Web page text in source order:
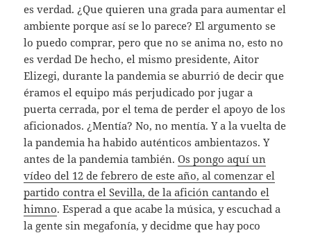
es verdad. ¿Que quieren una grada para aumentar el
ambiente porque así se lo parece? El argumento se
lo puedo comprar, pero que no se anima no, esto no
es verdad De hecho, el mismo presidente, Aitor
Elizegi, durante la pandemia se aburrió de decir que
éramos el equipo más perjudicado por jugar a
puerta cerrada, por el tema de perder el apoyo de los
aficionados. ¿Mentía? No, no mentía. Y a la vuelta de
la pandemia ha habido auténticos ambientazos. Y
antes de la pandemia también.Os pongo aquí un
vídeo del 12 de febrero de este año, al comenzar el
partido contra el Sevilla, de la afición cantando el
himno. Esperad a que acabe la música, y escuchad a
la gente sin megafonía, y decidme que hay poco